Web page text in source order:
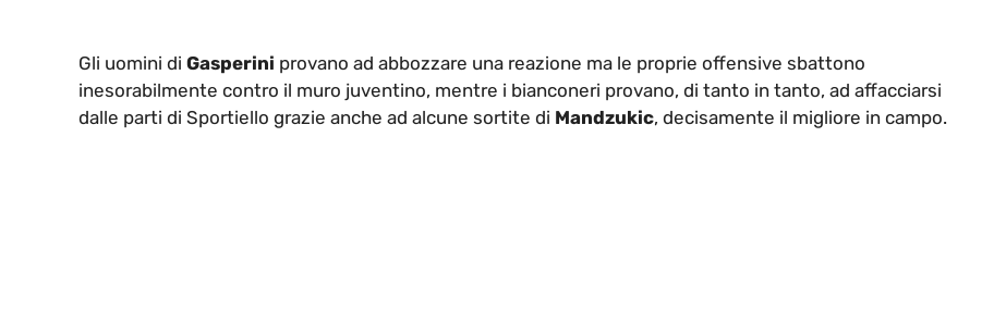
Gli uomini di Gasperini provano ad abbozzare una reazione ma le proprie offensive sbattono
inesorabilmente contro il muro juventino, mentre i bianconeri provano, di tanto in tanto, ad affacciarsi
dalle parti di Sportiello grazie anche ad alcune sortite di Mandzukic, decisamente il migliore in campo.